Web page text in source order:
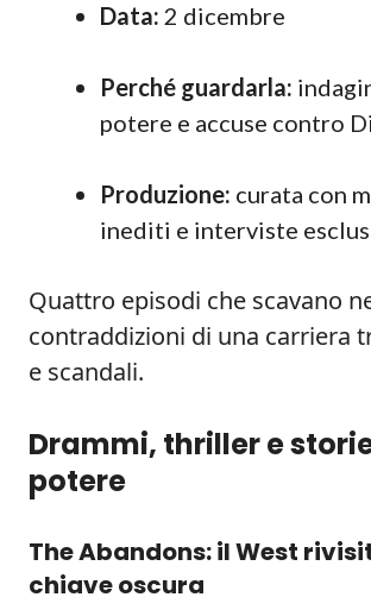
Data: 2 dicembre
Perché guardarla:
potere e accuse contro
Produzione: curata con
inediti e interviste
Quattro episodi che scavano
contraddizioni di una carriera
e scandali.
Drammi, thriller e
potere
The Abandons: il West
chiave oscura